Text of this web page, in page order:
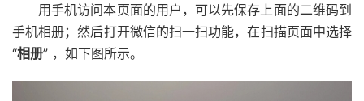
用手机访问本页面的用户，可以先保存上面的二维码到
手机相册；然后打开微信的扫一扫功能，在扫描页面中选择
“相册” ，如下图所示。